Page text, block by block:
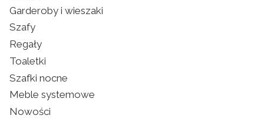
Garderoby i wieszaki
Szafy
Regały
Toaletki
Szafki nocne
Meble systemowe
Nowości